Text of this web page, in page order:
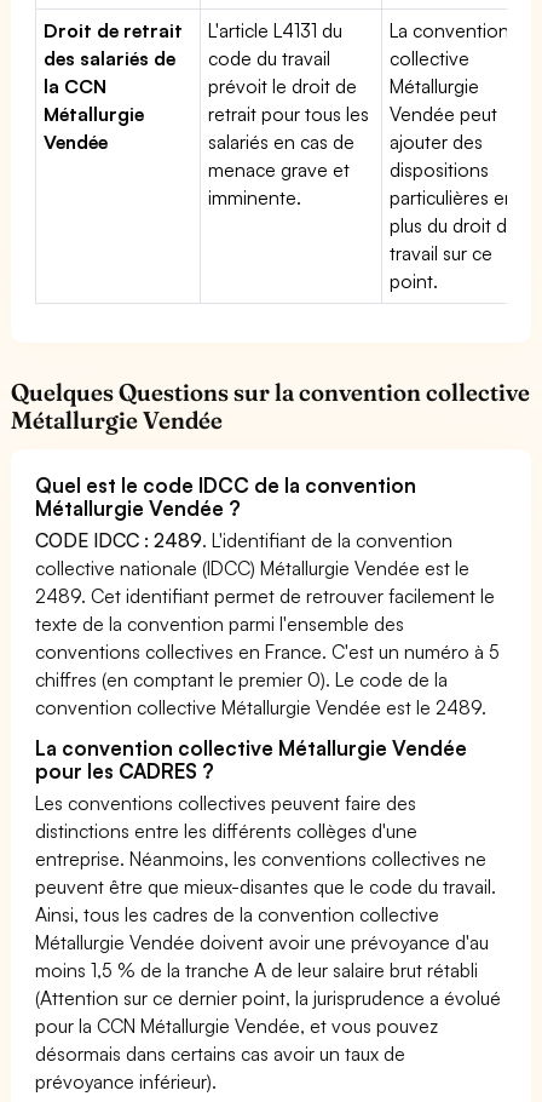
Droit de retrait
des salariés de
la CCN
Métallurgie
Vendée
L'article L4131 du
code du travail
prévoit le droit de
retrait pour tous les
salariés en cas de
menace grave et
imminente.
La convention
collective
Métallurgie
Vendée peut
ajouter des
dispositions
particulières en
plus du droit du
travail sur ce
point.
Quelques Questions sur la convention collective
Métallurgie Vendée
Quel est le code IDCC de la convention
Métallurgie Vendée ?
CODE IDCC : 2489. L'identifiant de la convention
collective nationale (IDCC) Métallurgie Vendée est le
2489. Cet identifiant permet de retrouver facilement le
texte de la convention parmi l'ensemble des
conventions collectives en France. C'est un numéro à 5
chiffres (en comptant le premier 0). Le code de la
convention collective Métallurgie Vendée est le 2489.
La convention collective Métallurgie Vendée
pour les CADRES ?
Les conventions collectives peuvent faire des
distinctions entre les différents collèges d'une
entreprise. Néanmoins, les conventions collectives ne
peuvent être que mieux-disantes que le code du travail.
Ainsi, tous les cadres de la convention collective
Métallurgie Vendée doivent avoir une prévoyance d'au
moins 1,5 % de la tranche A de leur salaire brut rétabli
(Attention sur ce dernier point, la jurisprudence a évolué
pour la CCN Métallurgie Vendée, et vous pouvez
désormais dans certains cas avoir un taux de
prévoyance inférieur).